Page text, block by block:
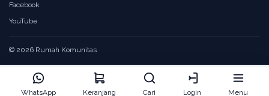
Facebook
YouTube
© 2026 Rumah Komunitas
WhatsApp Keranjang Cari Login Menu